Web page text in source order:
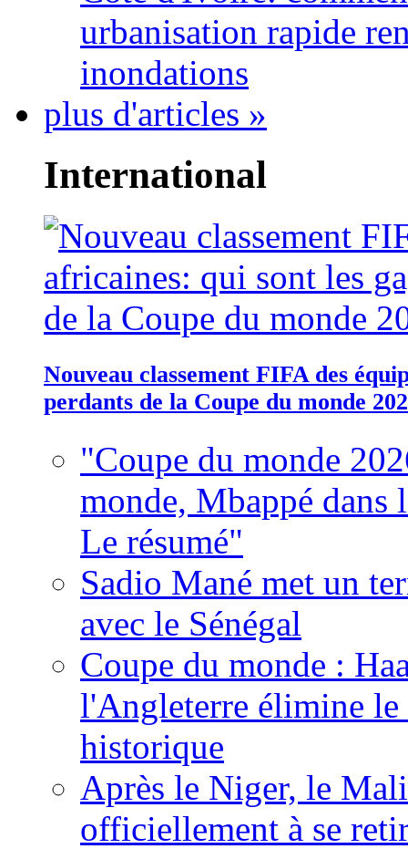
urbanisation rapide
inondations
plus d'articles »
International
Nouveau classement FIFA des
perdants de la Coupe du monde
"Coupe du monde
monde, Mbappé dans
Le résumé"
Sadio Mané met un
avec le Sénégal
Coupe du monde :
l'Angleterre élimine
historique
Après le Niger, le
officiellement à se